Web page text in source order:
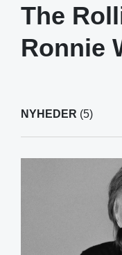
The
Ronnie
NYHEDER (5)